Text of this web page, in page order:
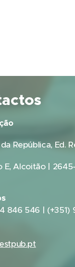
República, Ed.
E, Alcoitão |
846 546 |